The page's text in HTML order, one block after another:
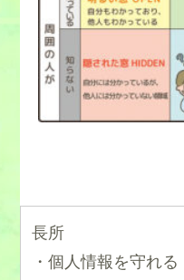
長所
・個人情報を守れる